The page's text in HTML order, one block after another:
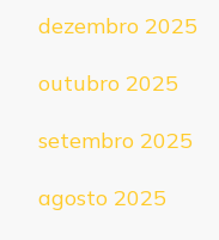
dezembro 2025
outubro 2025
setembro 2025
agosto 2025